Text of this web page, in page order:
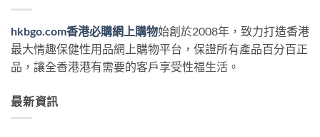
hkbgo.com香港必購網上購物始創於2008年，致力打造香港
最大情趣保健性用品網上購物平台，保證所有產品百分百正
品，讓全香港港有需要的客戶享受性福生活。
最新資訊